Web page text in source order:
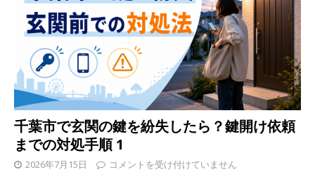
千葉市で玄関の鍵を紛失したら？鍵開け依頼
までの対処手順 1
2026年7月15日 コメントを受け付けていません